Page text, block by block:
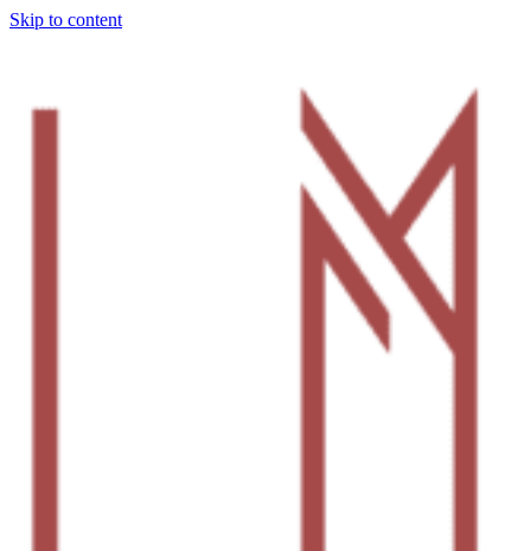
Skip to content